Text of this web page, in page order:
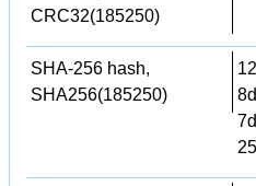
CRC32(185250)
SHA-256 hash,
SHA256(185250)